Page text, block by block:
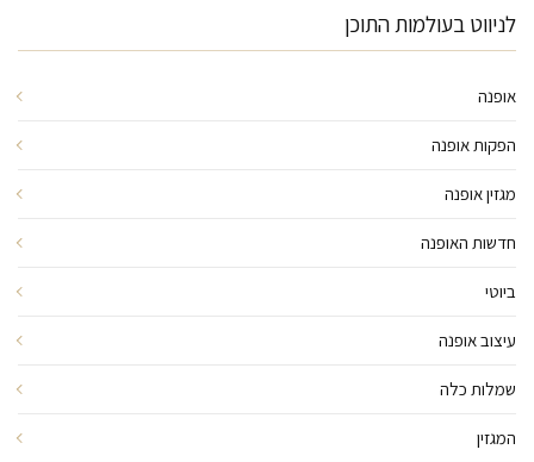
לניווט בעולמות התוכן
אופנה
הפקות אופנה
מגזין אופנה
חדשות האופנה
ביוטי
עיצוב אופנה
שמלות כלה
המגזין